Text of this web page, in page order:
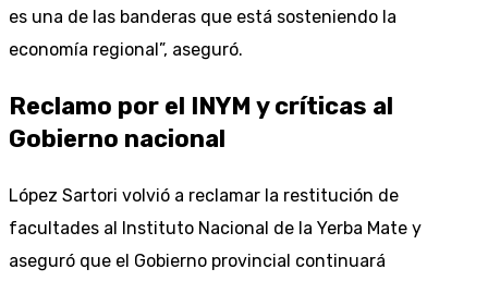
es una de las banderas que está sosteniendo la
economía regional”, aseguró.
Reclamo por el INYM y críticas al
Gobierno nacional
López Sartori volvió a reclamar la restitución de
facultades al Instituto Nacional de la Yerba Mate y
aseguró que el Gobierno provincial continuará